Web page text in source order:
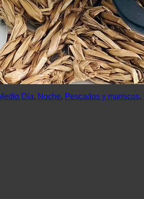
Día, Noche, Pescados y mariscos,